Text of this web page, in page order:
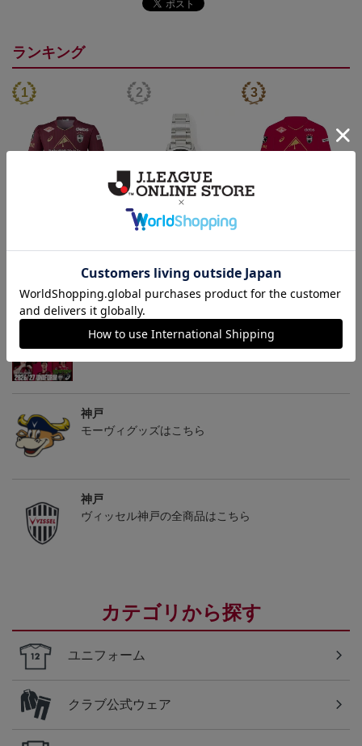
ランキング
【SEIKO｜VISSEL KOB
el
トピックス
神戸
26/27シーズンユニフォームはこちら
神戸
モーヴィグッズはこちら
神戸
ヴィッセル神戸の全商品はこちら
カテゴリから探す
ユニフォーム
クラブ公式ウェア